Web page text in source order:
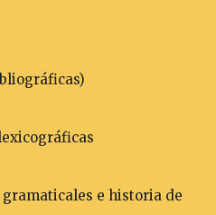
e historia de